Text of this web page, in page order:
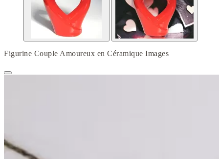
Figurine Couple Amoureux en Céramique Images